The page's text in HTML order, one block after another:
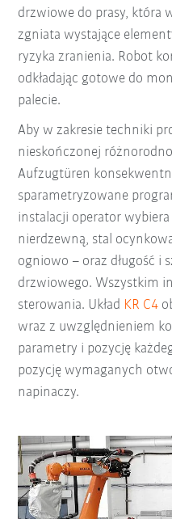
drzwiowe do prasy, która
zgniata wystające
ryzyka zranienia. Robot
odkładając gotowe do
palecie.
Aby w zakresie techniki
nieskończonej
Aufzugtüren
sparametryzowane
instalacji operator
nierdzewną, stal
ogniowo – oraz długość i
drzwiowego. Wszystkim
sterowania. Układ KR C4
wraz z uwzględnieniem
parametry i pozycję
pozycję wymaganych
napinaczy.